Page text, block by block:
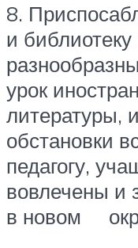
8.
и
урок
литературы,
обстановки
педагогу,
вовлечены и
в новом